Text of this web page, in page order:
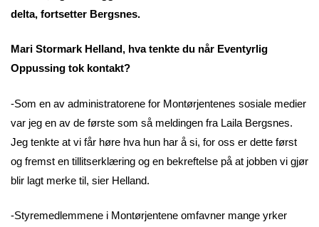
delta, fortsetter Bergsnes.
Mari Stormark Helland, hva tenkte du når Eventyrlig
Oppussing tok kontakt?
-Som en av administratorene for Montørjentenes sosiale medier
var jeg en av de første som så meldingen fra Laila Bergsnes.
Jeg tenkte at vi får høre hva hun har å si, for oss er dette først
og fremst en tillitserklæring og en bekreftelse på at jobben vi gjør
blir lagt merke til, sier Helland.
-Styremedlemmene i Montørjentene omfavner mange yrker